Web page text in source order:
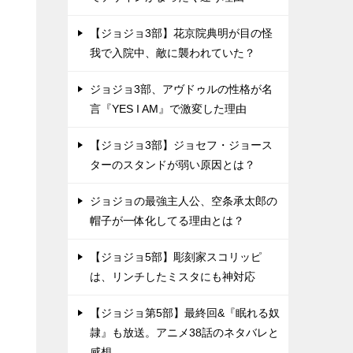
【ジョジョ3部】花京院典明が目の怪
我で入院中、敵に襲われていた？
ジョジョ3部、アヴドゥルの性格が名
言『YES I AM』で激変した理由
【ジョジョ3部】ジョセフ・ジョース
ターのスタンドが弱い原因とは？
ジョジョの最強主人公、空条承太郎の
帽子が一体化してる理由とは？
【ジョジョ5部】彫刻家スコリッピ
は、リンチしたミスタにも神対応
【ジョジョ第5部】最終回&『眠れる奴
隷』も放送。アニメ38話のネタバレと